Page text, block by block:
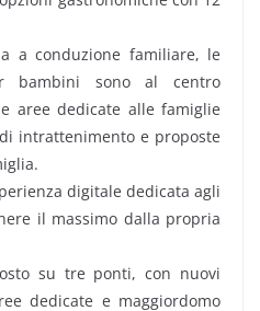
a conduzione familiare, le
sono al centro
aree dedicate alle famiglie
intrattenimento e proposte
digitale dedicata agli
il massimo dalla propria
su tre ponti, con nuovi
dedicate e maggiordomo